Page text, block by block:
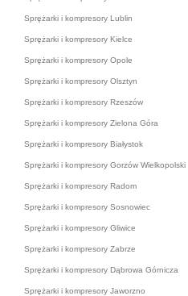
Sprężarki i kompresory Lublin
Sprężarki i kompresory Kielce
Sprężarki i kompresory Opole
Sprężarki i kompresory Olsztyn
Sprężarki i kompresory Rzeszów
Sprężarki i kompresory Zielona Góra
Sprężarki i kompresory Białystok
Sprężarki i kompresory Gorzów Wielkopolski
Sprężarki i kompresory Radom
Sprężarki i kompresory Sosnowiec
Sprężarki i kompresory Gliwice
Sprężarki i kompresory Zabrze
Sprężarki i kompresory Dąbrowa Górnicza
Sprężarki i kompresory Jaworzno